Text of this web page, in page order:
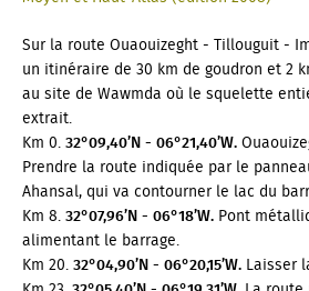
Sur la route Ouaouizeght - Tillouguit -
un itinéraire de 30 km de goudron et 2
au site de Wawmda où le squelette
extrait.
Km 0.32°09,40’N - 06°21,40’W.
Prendre la route indiquée par le
Ahansal, qui va contourner le lac du
Km 8.32°07,96’N - 06°18’W. Pont
alimentant le barrage.
Km 20.32°04,90’N - 06°20,15’W. Laisser